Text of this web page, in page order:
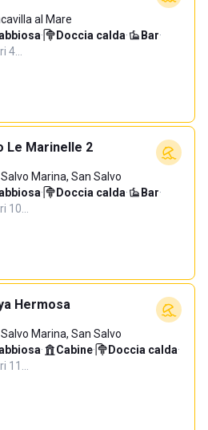
al Mare
· Doccia calda· Bar·
4…
Le Marinelle 2
Marina, San Salvo
· Doccia calda· Bar·
10…
Hermosa
Marina, San Salvo
· Cabine· Doccia calda·
11…